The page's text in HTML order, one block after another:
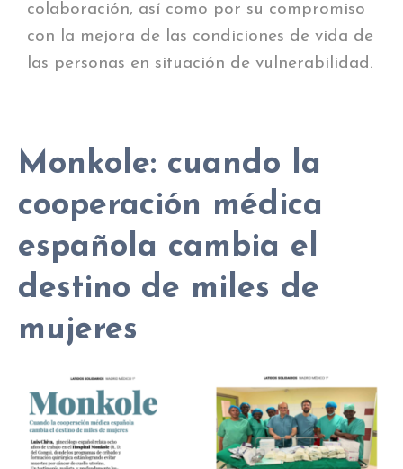
colaboración, así como por su compromiso
con la mejora de las condiciones de vida de
las personas en situación de vulnerabilidad.
Monkole: cuando la
cooperación médica
española cambia el
destino de miles de
mujeres